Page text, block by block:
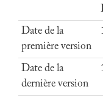
Date de la
première version
Date de la
dernière version